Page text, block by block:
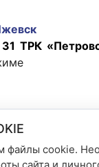
ТРК
вас
файлы cookie.